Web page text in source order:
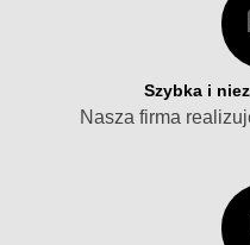
Szybka i
Nasza firma